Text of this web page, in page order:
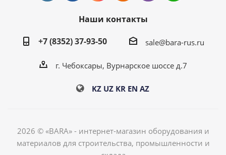
Наши контакты
+7 (8352) 37-93-50
sale@bara-rus.ru
г. Чебоксары, Вурнарское шоссе д.7
KZ UZ KR EN AZ
2026 © «BARA» - интернет-магазин оборудования и
материалов для строительства, промышленности и